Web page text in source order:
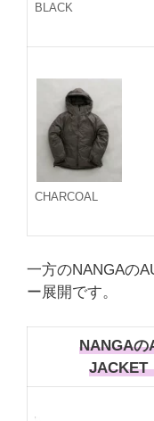
BLACK
CHARCOAL
一方のNANGAの
ー展開です。
NANGAの
JACKET